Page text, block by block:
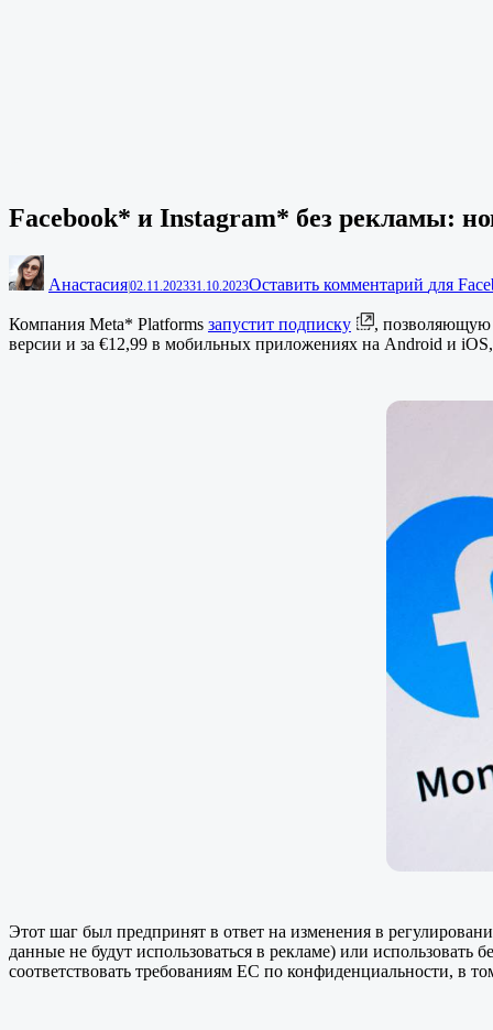
Facebook* и Instagram* без рекламы:
Анастасия02.11.202331.10.2023Оставить комментарий для
Компания Meta* Platforms запустит подписку
, позволяющую
версии и за €12,99 в мобильных приложениях на Android и
Этот шаг был предпринят в ответ на изменения в
данные не будут использоваться в рекламе) или
соответствовать требованиям ЕС по конфиденциальности, в